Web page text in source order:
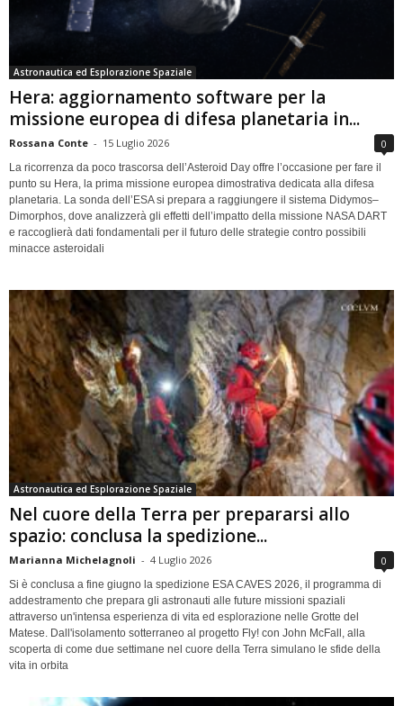
Astronautica ed Esplorazione Spaziale
Hera: aggiornamento software per la
missione europea di difesa planetaria in...
Rossana Conte - 15 Luglio 2026 0
La ricorrenza da poco trascorsa dell’Asteroid Day offre l’occasione per fare il
punto su Hera, la prima missione europea dimostrativa dedicata alla difesa
planetaria. La sonda dell’ESA si prepara a raggiungere il sistema Didymos–
Dimorphos, dove analizzerà gli effetti dell’impatto della missione NASA DART
e raccoglierà dati fondamentali per il futuro delle strategie contro possibili
minacce asteroidali
Astronautica ed Esplorazione Spaziale
Nel cuore della Terra per prepararsi allo
spazio: conclusa la spedizione...
Marianna Michelagnoli - 4 Luglio 2026 0
Si è conclusa a fine giugno la spedizione ESA CAVES 2026, il programma di
addestramento che prepara gli astronauti alle future missioni spaziali
attraverso un'intensa esperienza di vita ed esplorazione nelle Grotte del
Matese. Dall'isolamento sotterraneo al progetto Fly! con John McFall, alla
scoperta di come due settimane nel cuore della Terra simulano le sfide della
vita in orbita